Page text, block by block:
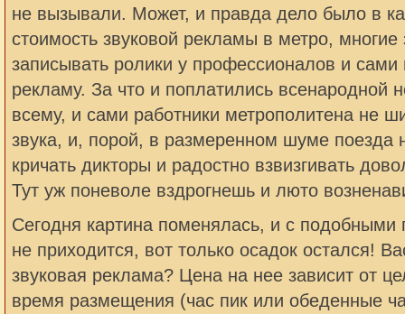
не вызывали. Может, и правда дело было в
стоимость звуковой рекламы в метро, многие
записывать ролики у профессионалов и сами
рекламу. За что и поплатились всенародной
всему, и сами работники метрополитена не
звука, и, порой, в размеренном шуме поезда
кричать дикторы и радостно взвизгивать
Тут уж поневоле вздрогнешь и люто
Сегодня картина поменялась, и с подобными
не приходится, вот только осадок остался!
звуковая реклама? Цена на нее зависит от
время размещения (час пик или обеденные